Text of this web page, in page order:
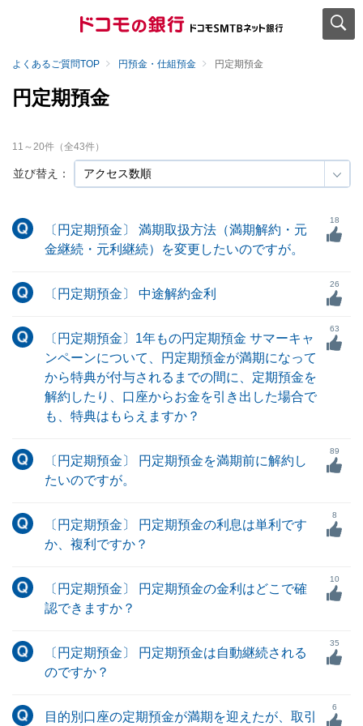
よくあるご質問TOP 円預金・仕組預金 円定期預金
円定期預金
並び替え：
11 ～20件（全43件）
〔円定期預金〕 満期取扱方法（満期解約・元
金継続・元利継続）を変更したいのですが。
18
〔円定期預金〕 中途解約金利
26
〔円定期預金〕1年もの円定期預金 サマーキャ
ンペーンについて、円定期預金が満期になって
から特典が付与されるまでの間に、定期預金を
解約したり、口座からお金を引き出した場合で
も、特典はもらえますか？
63
〔円定期預金〕 円定期預金を満期前に解約し
たいのですが。
89
〔円定期預金〕 円定期預金の利息は単利です
か、複利ですか？
8
〔円定期預金〕 円定期預金の金利はどこで確
認できますか？
10
〔円定期預金〕 円定期預金は自動継続される
のですか？
35
目的別口座の定期預金が満期を迎えたが、取引
6